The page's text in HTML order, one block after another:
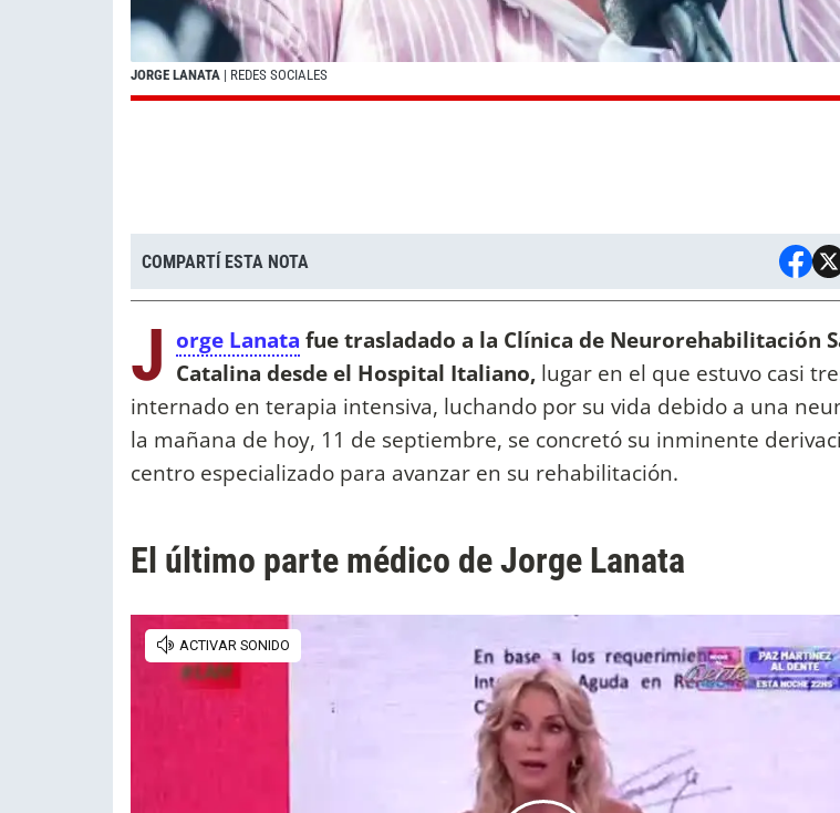
JORGE LANATA | REDES SOCIALES
COMPARTÍ ESTA NOTA
J orge Lanata fue trasladado a la Clínica de Neurorehabilitación
Catalina desde el Hospital Italiano, lugar en el que estuvo casi
internado en terapia intensiva, luchando por su vida debido a una
la mañana de hoy, 11 de septiembre, se concretó su inminente
centro especializado para avanzar en su rehabilitación.
El último parte médico de Jorge Lanata